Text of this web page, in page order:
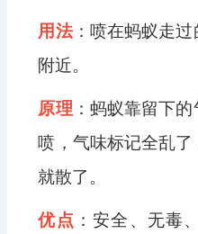
用法：喷在蚂蚁走
附近。
原理 ：蚂蚁靠留下
喷，气味标记全乱
就散了。
优点 ：安全、无毒